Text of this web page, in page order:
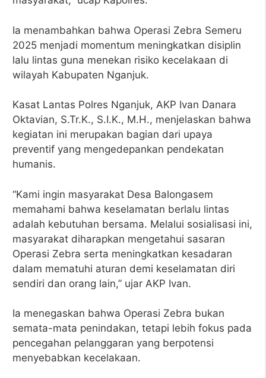
Ia menambahkan bahwa Operasi Zebra Semeru
2025 menjadi momentum meningkatkan disiplin
lalu lintas guna menekan risiko kecelakaan di
wilayah Kabupaten Nganjuk.
Kasat Lantas Polres Nganjuk, AKP Ivan Danara
Oktavian, S.Tr.K., S.I.K., M.H., menjelaskan bahwa
kegiatan ini merupakan bagian dari upaya
preventif yang mengedepankan pendekatan
humanis.
“Kami ingin masyarakat Desa Balongasem
memahami bahwa keselamatan berlalu lintas
adalah kebutuhan bersama. Melalui sosialisasi ini,
masyarakat diharapkan mengetahui sasaran
Operasi Zebra serta meningkatkan kesadaran
dalam mematuhi aturan demi keselamatan diri
sendiri dan orang lain,” ujar AKP Ivan.
Ia menegaskan bahwa Operasi Zebra bukan
semata-mata penindakan, tetapi lebih fokus pada
pencegahan pelanggaran yang berpotensi
menyebabkan kecelakaan.